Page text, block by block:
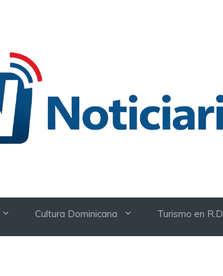
Cultura Dominicana Turismo en R.D.